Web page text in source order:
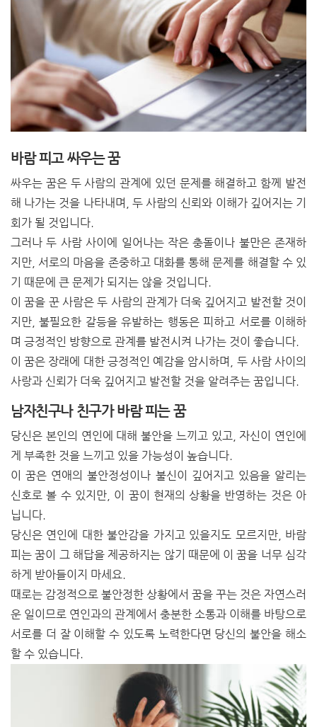
바람 피고 싸우는 꿈
싸우는 꿈은 두 사람의 관계에 있던 문제를 해결하고 함께 발전
해 나가는 것을 나타내며, 두 사람의 신뢰와 이해가 깊어지는 기
회가 될 것입니다.
그러나 두 사람 사이에 일어나는 작은 충돌이나 불만은 존재하
지만, 서로의 마음을 존중하고 대화를 통해 문제를 해결할 수 있
기 때문에 큰 문제가 되지는 않을 것입니다.
이 꿈을 꾼 사람은 두 사람의 관계가 더욱 깊어지고 발전할 것이
지만, 불필요한 갈등을 유발하는 행동은 피하고 서로를 이해하
며 긍정적인 방향으로 관계를 발전시켜 나가는 것이 좋습니다.
이 꿈은 장래에 대한 긍정적인 예감을 암시하며, 두 사람 사이의
사랑과 신뢰가 더욱 깊어지고 발전할 것을 알려주는 꿈입니다.
남자친구나 친구가 바람 피는 꿈
당신은 본인의 연인에 대해 불안을 느끼고 있고, 자신이 연인에
게 부족한 것을 느끼고 있을 가능성이 높습니다.
이 꿈은 연애의 불안정성이나 불신이 깊어지고 있음을 알리는
신호로 볼 수 있지만, 이 꿈이 현재의 상황을 반영하는 것은 아
닙니다.
당신은 연인에 대한 불안감을 가지고 있을지도 모르지만, 바람
피는 꿈이 그 해답을 제공하지는 않기 때문에 이 꿈을 너무 심각
하게 받아들이지 마세요.
때로는 감정적으로 불안정한 상황에서 꿈을 꾸는 것은 자연스러
운 일이므로 연인과의 관계에서 충분한 소통과 이해를 바탕으로
서로를 더 잘 이해할 수 있도록 노력한다면 당신의 불안을 해소
할 수 있습니다.